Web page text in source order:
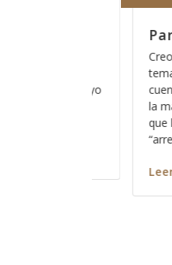
de nuestra fe y de